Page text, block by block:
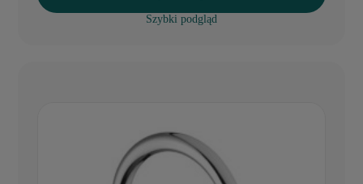
Szybki podgląd